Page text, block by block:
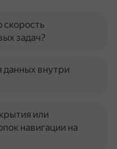
задач?
данных внутри
или
навигации на